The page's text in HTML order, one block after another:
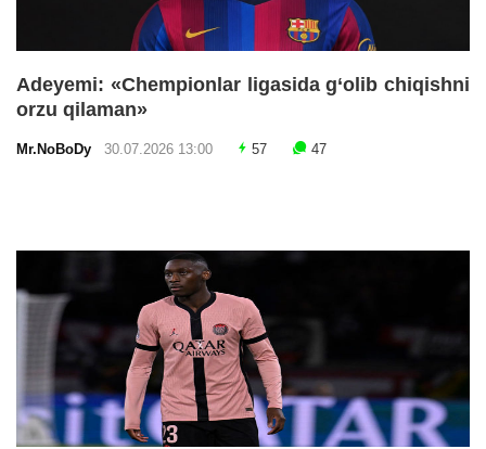
Adeyemi: «Chempionlar ligasida g‘olib chiqishni
orzu qilaman»
Mr.NoBoDy 30.07.2026 13:00 57 47